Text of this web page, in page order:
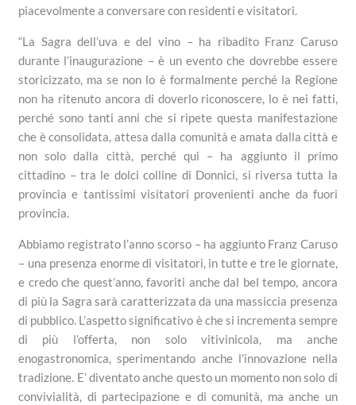
piacevolmente a conversare con residenti e visitatori.
“La Sagra dell’uva e del vino – ha ribadito Franz Caruso
durante l’inaugurazione – è un evento che dovrebbe essere
storicizzato, ma se non lo è formalmente perché la Regione
non ha ritenuto ancora di doverlo riconoscere, lo è nei fatti,
perché sono tanti anni che si ripete questa manifestazione
che è consolidata, attesa dalla comunità e amata dalla città e
non solo dalla città, perché qui – ha aggiunto il primo
cittadino – tra le dolci colline di Donnici, si riversa tutta la
provincia e tantissimi visitatori provenienti anche da fuori
provincia.
Abbiamo registrato l’anno scorso – ha aggiunto Franz Caruso
– una presenza enorme di visitatori, in tutte e tre le giornate,
e credo che quest’anno, favoriti anche dal bel tempo, ancora
di più la Sagra sarà caratterizzata da una massiccia presenza
di pubblico. L’aspetto significativo è che si incrementa sempre
di più l’offerta, non solo vitivinicola, ma anche
enogastronomica, sperimentando anche l’innovazione nella
tradizione. E’ diventato anche questo un momento non solo di
convivialità, di partecipazione e di comunità, ma anche un